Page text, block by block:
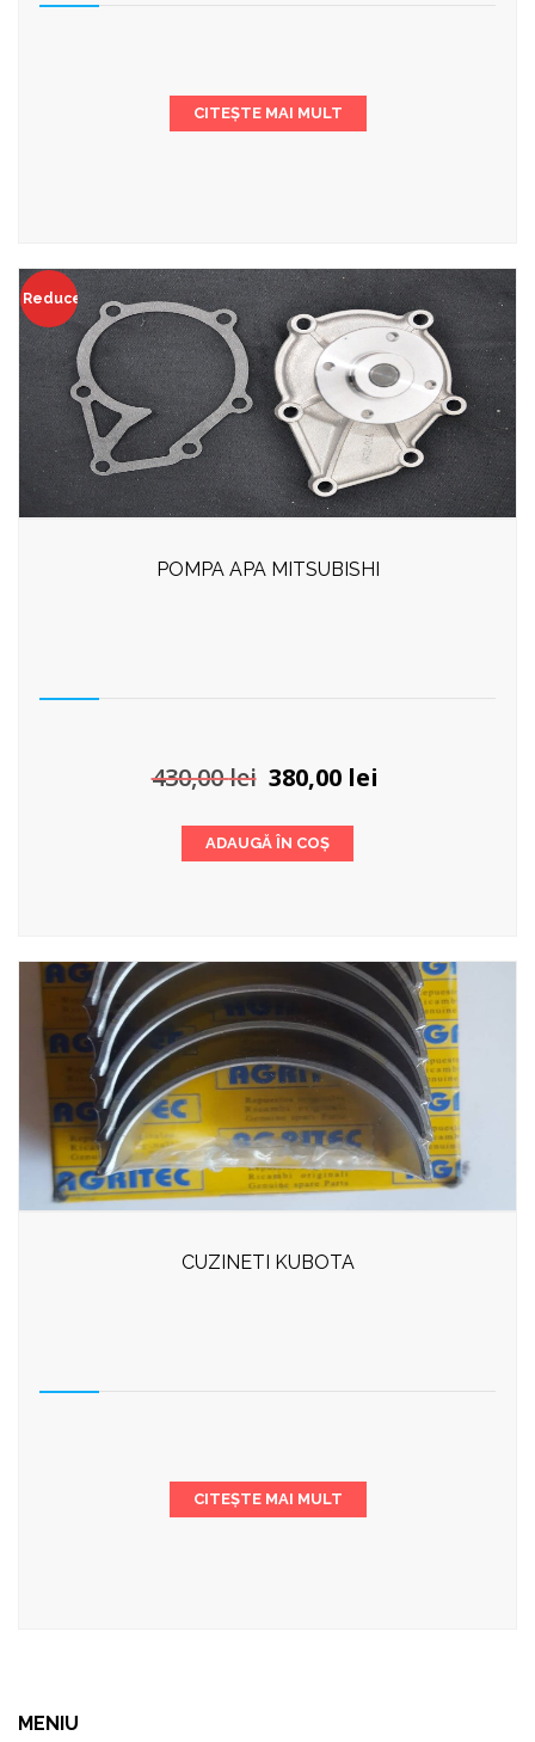
CITEȘTE MAI MULT
Reduceri!
POMPA APA MITSUBISHI
430,00lei Prețul
a
fost:
380,00 lei
ADAUGĂ ÎN COȘ
CUZINETI KUBOTA
CITEȘTE MAI MULT
MENIU